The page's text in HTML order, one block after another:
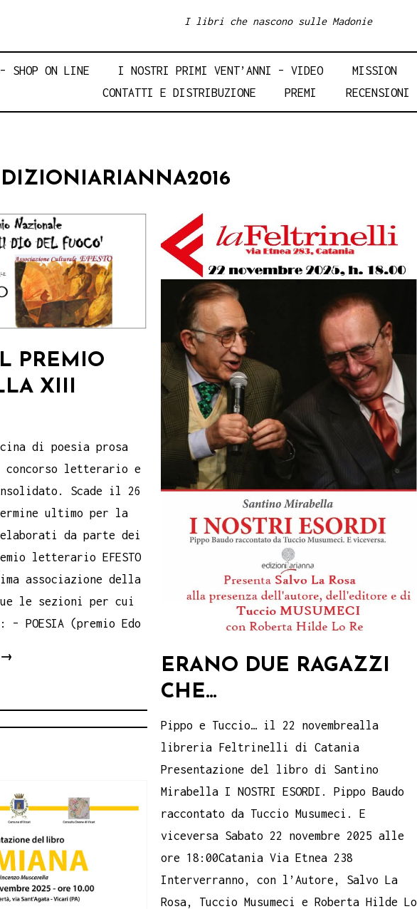
I libri che nascono sulle Madonie
– SHOP ON LINE I NOSTRI PRIMI VENT’ANNI – VIDEO MISSION
CONTATTI E DISTRIBUZIONE
PREMI RECENSIONI
PREMIO
XIII
di poesia prosa
concorso letterario e
Scade il 26
ultimo per la
da parte dei
letterario EFESTO
associazione della
le sezioni per cui
POESIA (premio Edo
Catania.
→
ERANO DUE RAGAZZI
CHE…
Pippo e Tuccio… il 22 novembrealla
libreria Feltrinelli di Catania
Presentazione del libro di Santino
Mirabella I NOSTRI ESORDI. Pippo Baudo
raccontato da Tuccio Musumeci. E
viceversa Sabato 22 novembre 2025 alle
ore 18:00Catania Via Etnea 238
Interverranno, con l’Autore, Salvo La
Rosa, Tuccio Musumeci e Roberta Hilde Lo